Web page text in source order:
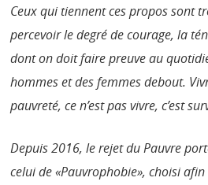
Ceux qui tiennent ces propos sont
percevoir le degré de courage, la
dont on doit faire preuve au
hommes et des femmes debout.
pauvreté, ce n’est pas vivre, c’est
Depuis 2016, le rejet du Pauvre
celui de «Pauvrophobie», choisi